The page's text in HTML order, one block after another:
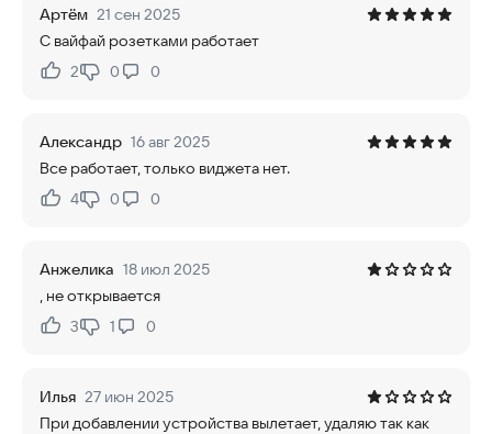
Артём 21 сен 2025
С вайфай розетками работает
Нравится:
2Не нравится:
0 0
Александр 16 авг 2025
Все работает, только виджета нет.
Нравится:
4Не нравится:
0 0
Анжелика 18 июл 2025
, не открывается
Нравится:
3Не нравится:
1 0
Илья 27 июн 2025
При добавлении устройства вылетает, удаляю так как